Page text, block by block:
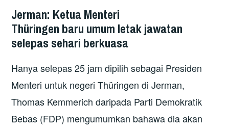
Jerman: Ketua Menteri
Thüringen baru umum letak jawatan
selepas sehari berkuasa
Hanya selepas 25 jam dipilih sebagai Presiden
Menteri untuk negeri Thüringen di Jerman,
Thomas Kemmerich daripada Parti Demokratik
Bebas (FDP) mengumumkan bahawa dia akan